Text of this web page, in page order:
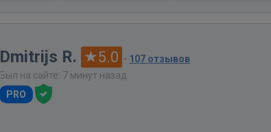
Dmitrijs R. 5.0 · 107 отзывов
Был на сайте: 7 минут назад
PRO